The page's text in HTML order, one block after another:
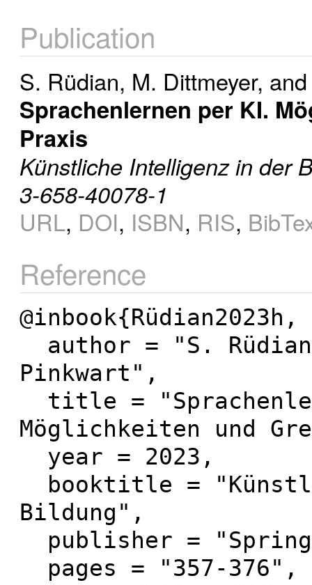
Publication
S. Rüdian, M. Dittmeyer,
Sprachenlernen per KI.
Praxis
Künstliche Intelligenz in der
3-658-40078-1
URL, DOI, ISBN, RIS,
Reference
@inbook{Rüdian2023h,
Pinkwart",
Möglichkeiten und
Bildung",